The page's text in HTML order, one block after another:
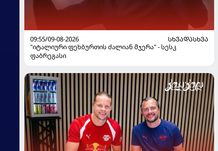
09:55/09-08-2026
ᲡᲮᲕᲐᲓᲐᲡᲮᲕᲐ
"იტალიური ფეხბურთის ძალიან მჯერა" - სესკ
ფაბრეგასი